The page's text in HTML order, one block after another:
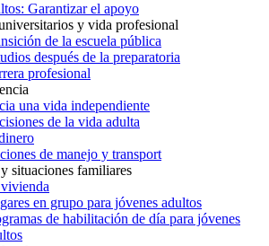
Garantizar el apoyo
y vida profesional
de la escuela pública
después de la preparatoria
profesional
una vida independiente
de la vida adulta
de manejo y transport
situaciones familiares
en grupo para jóvenes adultos
de habilitación de día para jóvenes